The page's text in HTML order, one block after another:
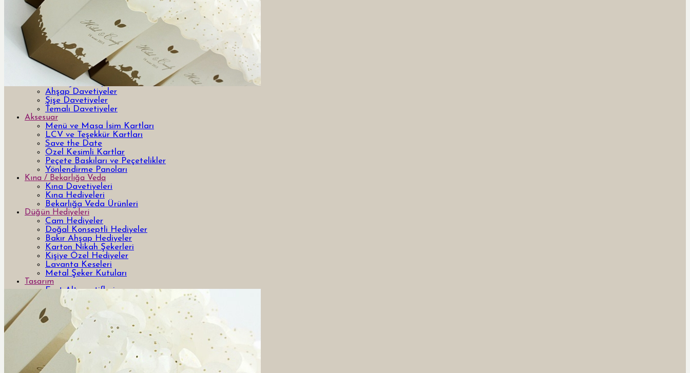
Davetiye
Yeni Tasarım Davetiye ve Hediyeler
Özel Tasarım Davetiyeler
Lazer Kesimli Davetiyeler
3 Boyutlu 3d davetiyeler
Pleksi Davetiyeler
Kutulu Davetiyeler
Yurt Dışı Tasarım Davetiyeler
Bar & Bat Mitzvah Davetiyeler
Kumaş Davetiyeler
Ahşap Davetiyeler
Şişe Davetiyeler
Temalı Davetiyeler
Aksesuar
Menü ve Masa İsim Kartları
LCV ve Teşekkür Kartları
Save the Date
Özel Kesimli Kartlar
Peçete Baskıları ve Peçetelikler
Yönlendirme Panoları
Kına / Bekarlığa Veda
Kına Davetiyeleri
Kına Hediyeleri
Bekarlığa Veda Ürünleri
Düğün Hediyeleri
Cam Hediyeler
Doğal Konseptli Hediyeler
Bakır Ahşap Hediyeler
Karton Nikah Şekerleri
Kişiye Özel Hediyeler
Lavanta Keseleri
Metal Şeker Kutuları
Tasarım
Font Alternatifleri
Monogramlar
Figürler
Zarf Adresleme, Kaligrafi
Mühürler
Zarf Çeşitleri
Zarf içi Seçenekleri (Liner)
Standart Baskı Renkleri
Davetiye sözleri
İletişim